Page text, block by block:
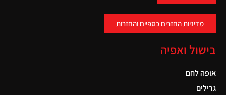
מדיניות החזרים כספיים והחזרות
בישול ואפיה
אופה לחם
גרילים